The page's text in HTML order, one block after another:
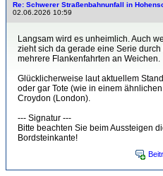
Re: Schwerer Straßenbahnunfall in
02.06.2026 10:59
Langsam wird es unheimlich. Auch
zieht sich da gerade eine Serie
mehrere Flankenfahrten an Weichen.
Glücklicherweise laut aktuellem
oder gar Tote (wie in einem
Croydon (London).
--- Signatur ---
Bitte beachten Sie beim Aussteigen
Bordsteinkante!